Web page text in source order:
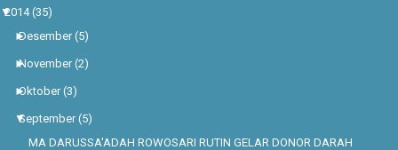
▼
2014 (35)
►
Desember (5)
►
November (2)
►
Oktober (3)
▼
September (5)
MA DARUSSA'ADAH ROWOSARI RUTIN GELAR DONOR DARAH